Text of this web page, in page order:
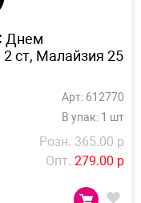
Днем
ст, Малайзия 25
Арт: 612770
В упак: 1 шт
Розн. 365.00 р
Опт. 279.00 р